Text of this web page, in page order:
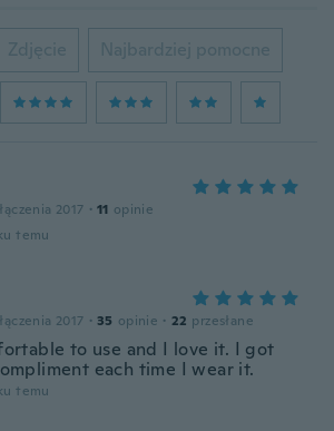
Zdjęcie Najbardziej pomocne
2017 · 11 opinie
temu
2017 · 35 opinie · 22 przesłane
to use and I love it. I got
each time I wear it.
temu